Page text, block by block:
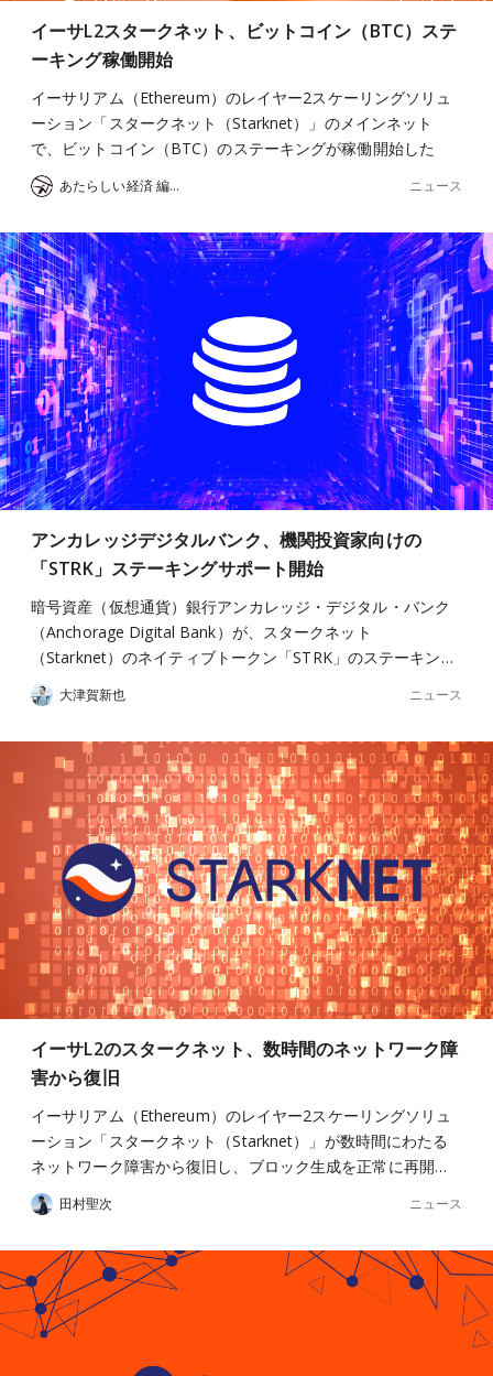
イーサL2スタークネット、ビットコイン（BTC）ステ
ーキング稼働開始
イーサリアム（Ethereum）のレイヤー2スケーリングソリュ
ーション「スタークネット（Starknet）」のメインネット
で、ビットコイン（BTC）のステーキングが稼働開始した
あたらしい経済 編集部 ニュース
アンカレッジデジタルバンク、機関投資家向けの
「STRK」ステーキングサポート開始
暗号資産（仮想通貨）銀行アンカレッジ・デジタル・バンク
（Anchorage Digital Bank）が、スタークネット
（Starknet）のネイティブトークン「STRK」のステーキン…
大津賀新也 ニュース
イーサL2のスタークネット、数時間のネットワーク障
害から復旧
イーサリアム（Ethereum）のレイヤー2スケーリングソリュ
ーション「スタークネット（Starknet）」が数時間にわたる
ネットワーク障害から復旧し、ブロック生成を正常に再開…
田村聖次 ニュース